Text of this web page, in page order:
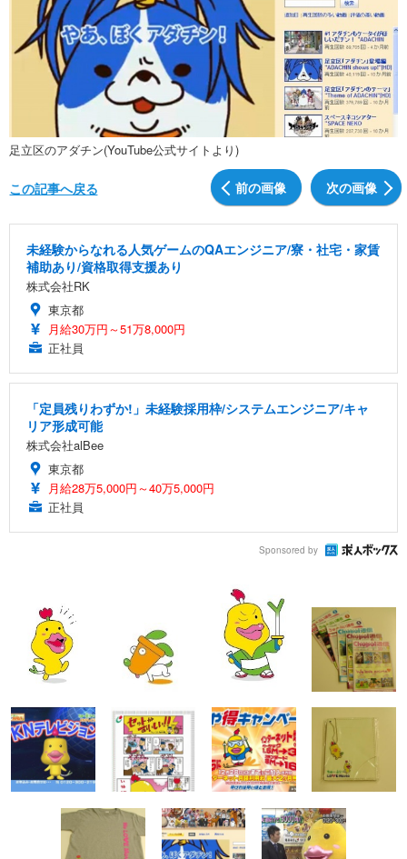
足立区のアダチン(YouTube公式サイトより)
前の画像 次の画像
この記事へ戻る
未経験からなれる人気ゲームのQAエンジニア/寮・社宅・家賃
補助あり/資格取得支援あり
株式会社RK
東京都
月給30万円～51万8,000円
正社員
「定員残りわずか!」未経験採用枠/システムエンジニア/キャ
リア形成可能
株式会社alBee
東京都
月給28万5,000円～40万5,000円
正社員
Sponsored by